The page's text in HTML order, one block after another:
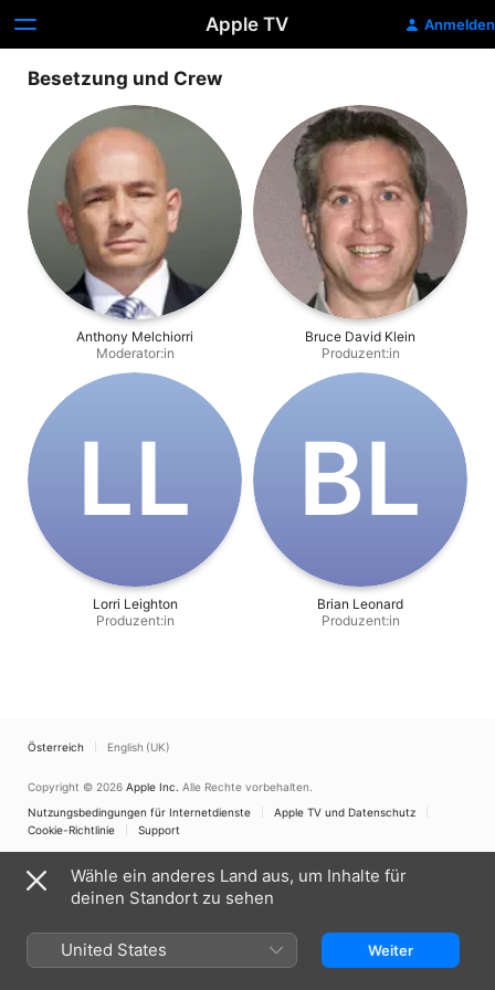
Apple TV Anmelden
Besetzung und Crew
Anthony Melchiorri
Moderator:in
Bruce David Klein
Produzent:in
L‌L
Lorri Leighton
Produzent:in
B‌L
Brian Leonard
Produzent:in
Österreich English (UK)
Copyright © 2026 Apple Inc. Alle Rechte vorbehalten.
Nutzungsbedingungen für Internetdienste
Apple TV und Datenschutz
Cookie-Richtlinie
Support
Wähle ein anderes Land aus, um Inhalte für
deinen Standort zu sehen
United States Weiter